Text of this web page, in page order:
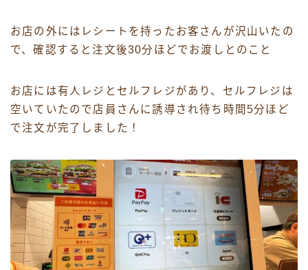
お店の外にはレシートを持ったお客さんが沢山いたの
で、確認すると注文後30分ほどでお渡しとのこと
お店には有人レジとセルフレジがあり、セルフレジは
空いていたので店員さんに誘導され待ち時間5分ほど
で注文が完了しました！